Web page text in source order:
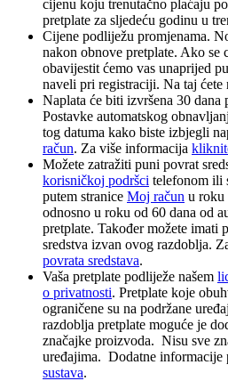
cijenu koju trenutačno plaćaju
pretplate za sljedeću godinu u
Cijene podliježu promjenama.
nakon obnove pretplate. Ako se
obavijestit ćemo vas unaprijed
naveli pri registraciji. Na taj
Naplata će biti izvršena 30 dana
Postavke automatskog
tog datuma kako biste izbjegli
račun. Za više informacija
Možete zatražiti puni povrat
korisničkoj podršci telefonom ili
putem stranice Moj račun u roku
odnosno u roku od 60 dana od
pretplate. Također možete imati
sredstva izvan ovog razdoblja.
povrata sredstava.
Vaša pretplate podliježe našem
o privatnosti. Pretplate koje
ograničene su na podržane
razdoblja pretplate moguće je
značajke proizvoda. Nisu sve
uređajima. Dodatne informacije
sustava.